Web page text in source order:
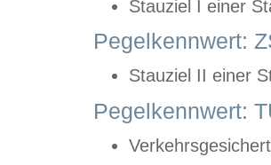
Stauziel I einer
Pegelkennwert:
Stauziel II einer
Pegelkennwert: